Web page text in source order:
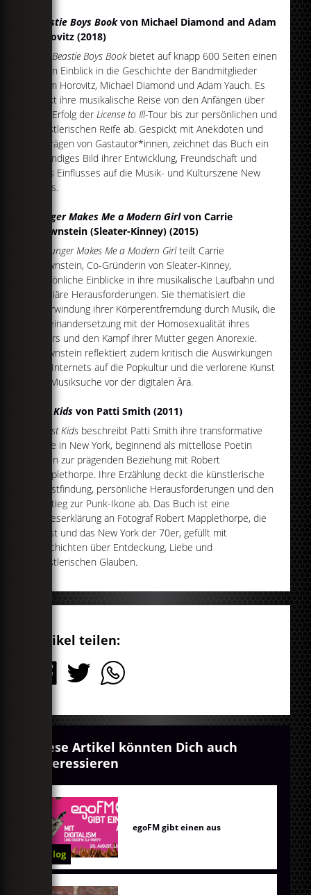
Beastie Boys Bookvon Michael Diamond and Adam
Horovitz (2018)
DasBeastie Boys Bookbietet auf knapp 600 Seiten einen
tiefen Einblick in die Geschichte der Bandmitglieder
Adam Horovitz, Michael Diamond und Adam Yauch. Es
deckt ihre musikalische Reise von den Anfängen über
den Erfolg derLicense to Ill-Tour bis zur persönlichen und
künstlerischen Reife ab. Gespickt mit Anekdoten und
Beiträgen von Gastautor*innen, zeichnet das Buch ein
lebendiges Bild ihrer Entwicklung, Freundschaft und
ihres Einflusses auf die Musik- und Kulturszene New
Yorks.
Hunger Makes Me a Modern Girlvon Carrie
Brownstein (Sleater-Kinney) (2015)
Hunger Makes Me a Modern Girlteilt Carrie
Brownstein, Co-Gründerin von Sleater-Kinney,
persönliche Einblicke in ihre musikalische Laufbahn und
familiäre Herausforderungen. Sie thematisiert die
Überwindung ihrer Körperentfremdung durch Musik, die
Auseinandersetzung mit der Homosexualität ihres
Vaters und den Kampf ihrer Mutter gegen Anorexie.
Brownstein reflektiert zudem kritisch die Auswirkungen
des Internets auf die Popkultur und die verlorene Kunst
der Musiksuche vor der digitalen Ära.
Just Kids von Patti Smith (2011)
Just Kids beschreibt Patti Smith ihre transformative
Reise in New York, beginnend als mittellose Poetin
bishin zur prägenden Beziehung mit Robert
Mapplethorpe. Ihre Erzählung deckt die künstlerische
Selbstfindung, persönliche Herausforderungen und den
Aufstieg zur Punk-Ikone ab. Das Buch ist eine
Liebeserklärung an Fotograf Robert Mapplethorpe, die
Kunst und das New York der 70er, gefüllt mit
Geschichten über Entdeckung, Liebe und
künstlerischen Glauben.
Artikel teilen:
Diese Artikel könnten Dich auch
interessieren
Blog
egoFM gibt einen aus